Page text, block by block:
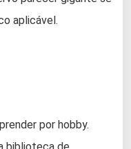
aplicável.
por hobby.
biblioteca de